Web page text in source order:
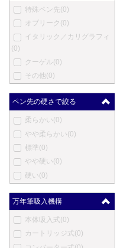
メルリン (0)
メタフィス (0)
マイケルズファットボーイ
(0)
三菱鉛筆(0)
三越 (0)
ムーア(0)
モリソン (0)
ネットウーノ
ニューマン(0)
オート(0)
オスミア(0)
パラフェルナリア
ぺんてる(0)
ピエール・カルダン
プラトン (0)
レシーフ
(0)
特殊ペン先 (0)
オブリーク (0)
イタリック／カリグラフィ
(0)
クーゲル(0)
その他(0)
ペン先の硬さで絞る
柔らかい(0)
やや柔らかい(0)
標準 (0)
やや硬い(0)
硬い(0)
万年筆吸入機構
本体吸入式 (0)
カートリッジ式 (0)